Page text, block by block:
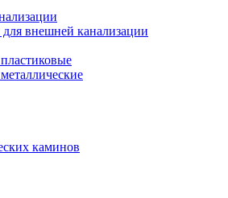
внешней канализации
каминов